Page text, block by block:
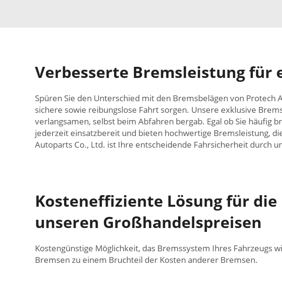
Verbesserte Bremsleistung für
Spüren Sie den Unterschied mit den Bremsbelägen von
sichere sowie reibungslose Fahrt sorgen. Unsere exklusive
verlangsamen, selbst beim Abfahren bergab. Egal ob Sie
jederzeit einsatzbereit und bieten hochwertige Bremsleistung,
Autoparts Co., Ltd. ist Ihre entscheidende Fahrsicherheit durch
Kosteneffiziente Lösung für
unseren Großhandelspreisen
Kostengünstige Möglichkeit, das Bremssystem Ihres Fahrzeugs
Bremsen zu einem Bruchteil der Kosten anderer Bremsen.